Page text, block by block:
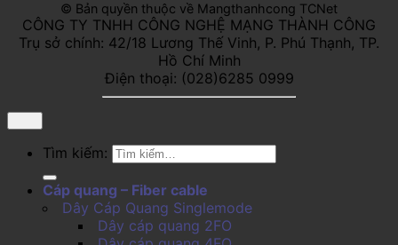
© Bản quyền thuộc về Mangthanhcong TCNet
CÔNG TY TNHH CÔNG NGHỆ MẠNG THÀNH CÔNG
Trụ sở chính: 42/18 Lương Thế Vinh, P. Phú Thạnh, TP.
Hồ Chí Minh
Điện thoại: (028)6285 0999
Tìm kiếm:
Cáp quang – Fiber cable
Dây Cáp Quang Singlemode
Dây cáp quang 2FO